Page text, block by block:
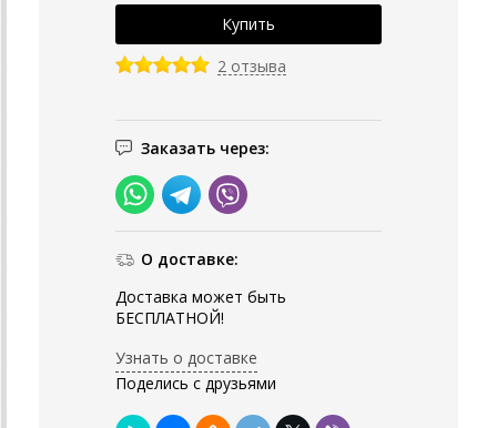
2 отзыва
Заказать через:
О доставке:
Доставка может быть
БЕСПЛАТНОЙ!
Узнать о доставке
Поделись с друзьями